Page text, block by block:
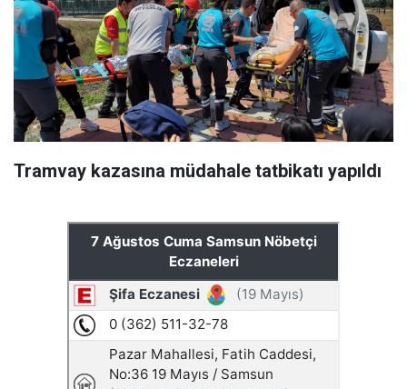
Tramvay kazasına müdahale tatbikatı yapıldı